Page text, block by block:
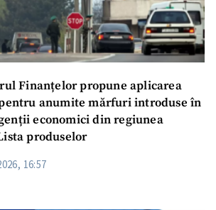
Finanțelor propune aplicarea
anumite mărfuri introduse în
economici din regiunea
produselor
16:57